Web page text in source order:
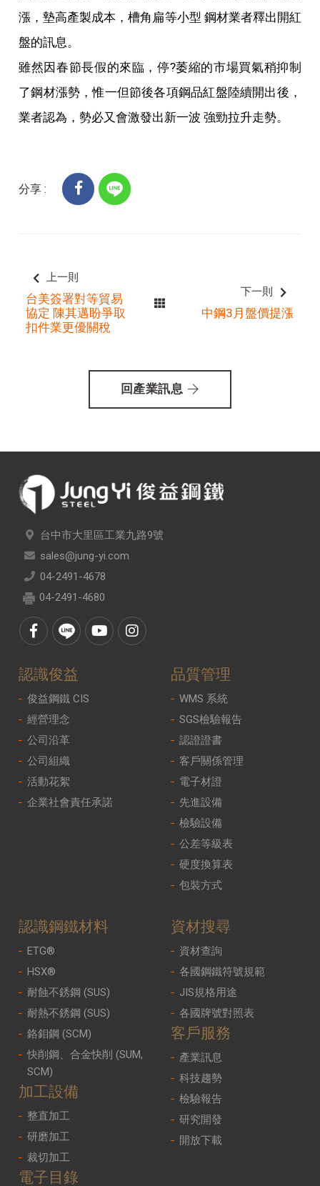
漲，墊高產製成本，槽角扁等小型 鋼材業者釋出開紅
盤的訊息。
雖然因春節長假的來臨，停?萎縮的市場買氣稍抑制
了鋼材漲勢，惟一但節後各項鋼品紅盤陸續開出後，
業者認為，勢必又會激發出新一波 強勁拉升走勢。
分享 :
上一則
台美簽署對等貿易
協定 陳其邁盼爭取
扣件業更優關稅
下一則
中鋼3月盤價提漲
回產業訊息
台中市大里區工業九路9號
sales@jung-yi.com
04-2491-4678
04-2491-4680
認識俊益
俊益鋼鐵 CIS
經營理念
公司沿革
公司組織
活動花絮
企業社會責任承諾
品質管理
WMS 系統
SGS檢驗報告
認證證書
客戶關係管理
電子材證
先進設備
檢驗設備
公差等級表
硬度換算表
包裝方式
認識鋼鐵材料
ETG®
HSX®
耐蝕不銹鋼 (SUS)
耐熱不銹鋼 (SUS)
鉻鉬鋼 (SCM)
快削鋼、合金快削 (SUM,
SCM)
加工設備
整直加工
研磨加工
裁切加工
電子目錄
資材搜尋
資材查詢
各國鋼鐵符號規範
JIS規格用途
各國牌號對照表
客戶服務
產業訊息
科技趨勢
檢驗報告
研究開發
開放下載